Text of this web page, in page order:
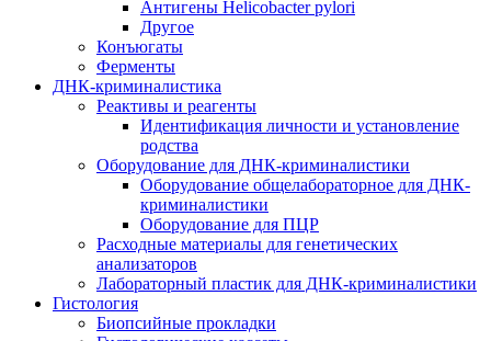
Антигены Helicobacter pylori
Другое
Конъюгаты
Ферменты
ДНК-криминалистика
Реактивы и реагенты
Идентификация личности и установление
родства
Оборудование для ДНК-криминалистики
Оборудование общелабораторное для ДНК-
криминалистики
Оборудование для ПЦР
Расходные материалы для генетических
анализаторов
Лабораторный пластик для ДНК-криминалистики
Гистология
Биопсийные прокладки